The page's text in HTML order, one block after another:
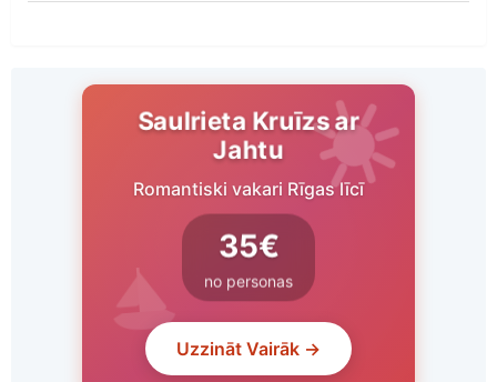
Saulrieta Kruīzs ar
Jahtu
Romantiski vakari Rīgas līcī
35€
no personas
Uzzināt Vairāk →